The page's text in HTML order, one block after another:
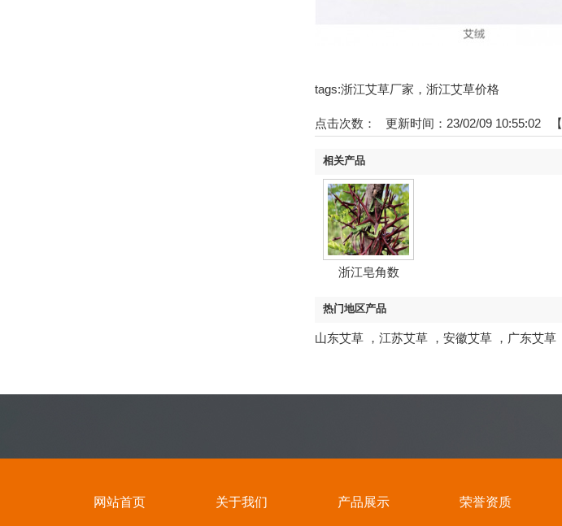
tags:浙江艾草厂家，浙江艾草价格
点击次数： 更新时间：23/02/09 10:55:02 【
相关产品
浙江皂角数
热门地区产品
山东艾草 ， 江苏艾草 ， 安徽艾草 ， 广东艾草
网站首页 关于我们 产品展示 荣誉资质